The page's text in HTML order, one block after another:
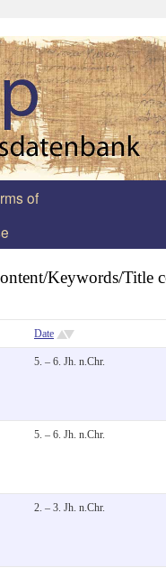
of
Keywords/Title
Date
5. – 6. Jh. n.Chr.
5. – 6. Jh. n.Chr.
2. – 3. Jh. n.Chr.